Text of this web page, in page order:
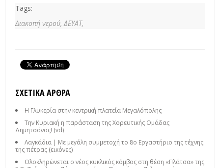
Tags:
Διακοπή νερού, ΔΕΥΑΤ,
ΣΧΕΤΙΚΆ ΆΡΘΡΑ
Η Γλυκερία στην κεντρική πλατεία Μεγαλόπολης
Την Κυριακή η παράσταση της Χορευτικής Ομάδας
Δημητσάνας! (vd)
Λαγκάδια | Με μεγάλη συμμετοχή το 8ο Εργαστήριο της τέχνης
της πέτρας (εικόνες)
Ολοκληρώνεται ο νέος κυκλικός κόμβος στη θέση «Πλάτσα» της